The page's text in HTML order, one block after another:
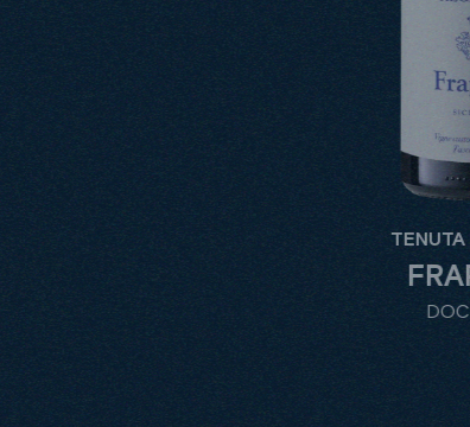
TENUTA REGALEALI
FRAPPATO